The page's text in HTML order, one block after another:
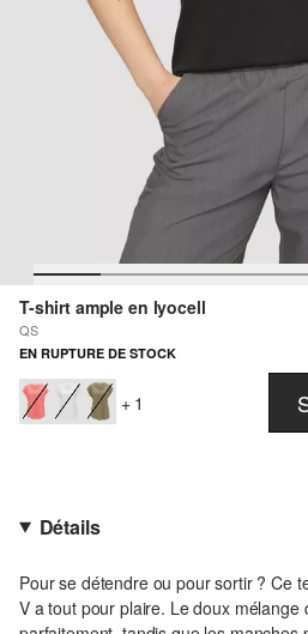
T-shirt ample en lyocell
QS
EN RUPTURE DE STOCK
+ 1
Détails
Pour se détendre ou pour sortir ? Ce
V a tout pour plaire. Le doux mélange